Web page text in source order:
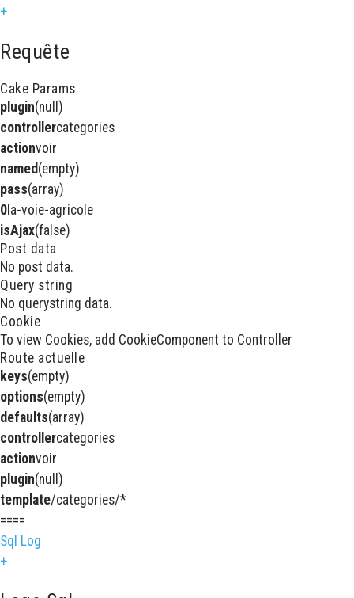
+
Requête
Cake Params
plugin(null)
controllercategories
actionvoir
named (empty)
pass(array)
0 la-voie-agricole
isAjax(false)
Post data
No post data.
Query string
No querystring data.
Cookie
To view Cookies, add CookieComponent to Controller
Route actuelle
keys(empty)
options(empty)
defaults(array)
controllercategories
actionvoir
plugin(null)
template/categories/*
====
Sql Log
+